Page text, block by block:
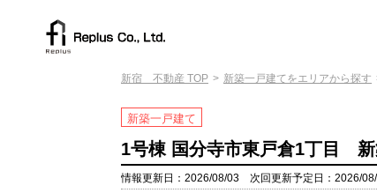
新宿 不動産 TOP 新築一戸建てをエリアから探す
新築一戸建て
1号棟 国分寺市東戸倉1丁目
情報更新日：2026/08/03 次回更新予定日：2026/